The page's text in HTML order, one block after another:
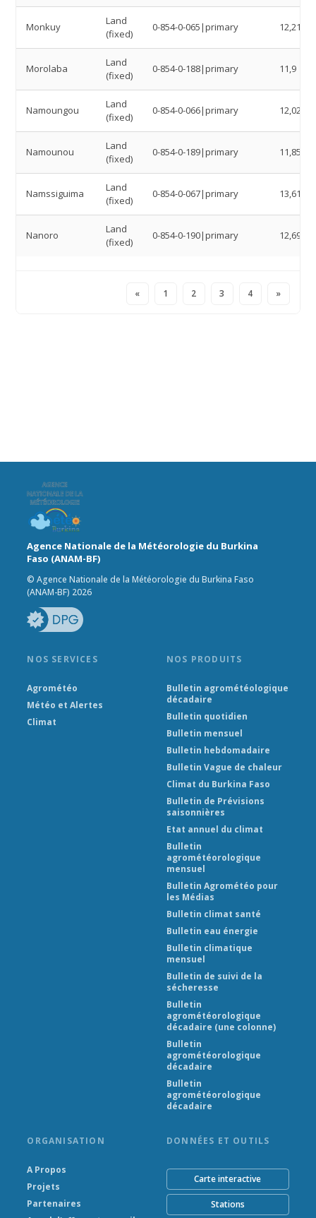
Monkuy
Land
(fixed)
0-854-0-065|primary 12,2167
Morolaba
Land
(fixed)
0-854-0-188|primary 11,9
Namoungou
Land
(fixed)
0-854-0-066|primary 12,0219
Namounou
Land
(fixed)
0-854-0-189|primary 11,8559
Namssiguima
Land
(fixed)
0-854-0-067|primary 13,6193
Nanoro
Land
(fixed)
0-854-0-190|primary 12,69
« »
1 2 3 4
Agence Nationale de la Météorologie du Burkina
Faso (ANAM-BF)
© Agence Nationale de la Météorologie du Burkina Faso
(ANAM-BF) 2026
NOS SERVICES
Agrométéo
Météo et Alertes
Climat
NOS PRODUITS
Bulletin agrométéologique
décadaire
Bulletin quotidien
Bulletin mensuel
Bulletin hebdomadaire
Bulletin Vague de chaleur
Climat du Burkina Faso
Bulletin de Prévisions
saisonnières
Etat annuel du climat
Bulletin
agrométéorologique
mensuel
Bulletin Agrométéo pour
les Médias
Bulletin climat santé
Bulletin eau énergie
Bulletin climatique
mensuel
Bulletin de suivi de la
sécheresse
Bulletin
agrométéorologique
décadaire (une colonne)
Bulletin
agrométéorologique
décadaire
Bulletin
agrométéorologique
décadaire
ORGANISATION
A Propos
Projets
Partenaires
DONNÉES ET OUTILS
Carte interactive
Stations